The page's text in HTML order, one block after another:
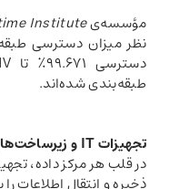
مؤسسه‌یInstitute
طبقه‌بندی شده‌اند.
تجهیزات
و
ذخیره و انتقال اطلاعات